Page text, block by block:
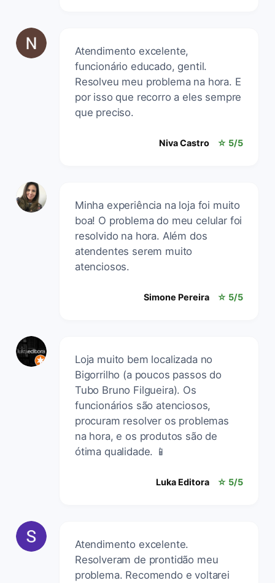
Atendimento excelente,
funcionário educado, gentil.
Resolveu meu problema na hora. E
por isso que recorro a eles sempre
que preciso.
Niva Castro ☆ 5/5
Minha experiência na loja foi muito
boa! O problema do meu celular foi
resolvido na hora. Além dos
atendentes serem muito
atenciosos.
Simone Pereira ☆ 5/5
Loja muito bem localizada no
Bigorrilho (a poucos passos do
Tubo Bruno Filgueira). Os
funcionários são atenciosos,
procuram resolver os problemas
na hora, e os produtos são de
ótima qualidade. 📱
Luka Editora ☆ 5/5
Atendimento excelente.
Resolveram de prontidão meu
problema. Recomendo e voltarei